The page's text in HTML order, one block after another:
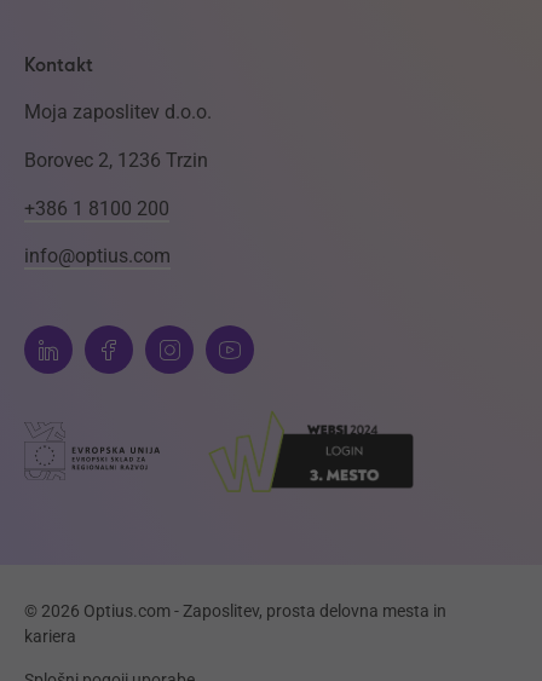
Kontakt
Moja zaposlitev d.o.o.
Borovec 2, 1236 Trzin
+386 1 8100 200
info@optius.com
© 2026 Optius.com - Zaposlitev, prosta delovna mesta in
kariera